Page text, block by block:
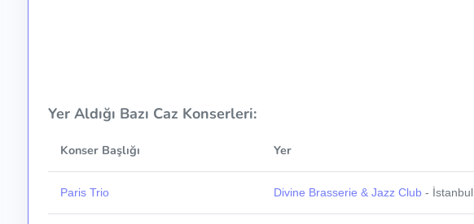
Yer Aldığı Bazı Caz Konserleri:
Konser Başlığı Yer
Paris Trio Divine Brasserie & Jazz Club- İstanbul